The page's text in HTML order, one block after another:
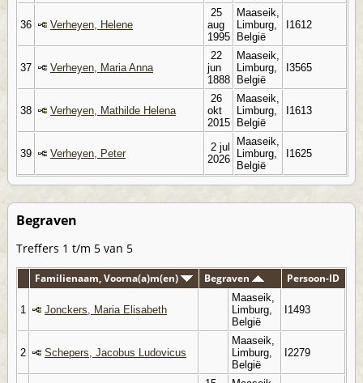
36 Verheyen, Helene
25
aug
1995
Maaseik,
Limburg,
België
I1612
37 Verheyen, Maria Anna
22
jun
1888
Maaseik,
Limburg,
België
I3565
38 Verheyen, Mathilde Helena
26
okt
2015
Maaseik,
Limburg,
België
I1613
39 Verheyen, Peter
2 jul
2026
Maaseik,
Limburg,
België
I1625
Begraven
Treffers 1 t/m 5 van 5
Familienaam, Voorna(a)m(en) Begraven Persoon-ID
1 Jonckers, Maria Elisabeth
Maaseik,
Limburg,
België
I1493
2 Schepers, Jacobus Ludovicus
Maaseik,
Limburg,
België
I2279